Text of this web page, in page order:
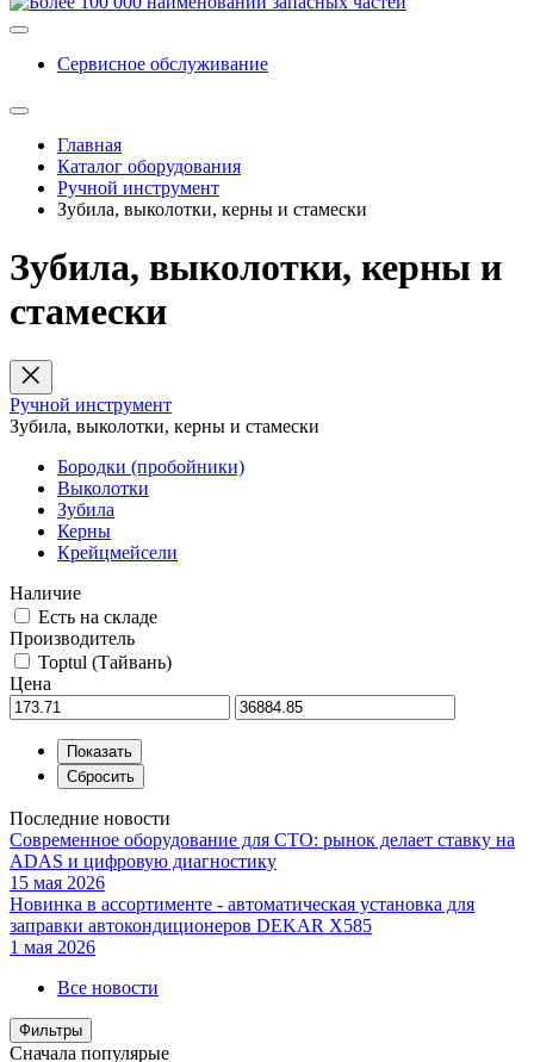
Сервисное обслуживание
Главная
Каталог оборудования
Ручной инструмент
Зубила, выколотки, керны и стамески
Зубила, выколотки, керны и
стамески
Ручной инструмент
Зубила, выколотки, керны и стамески
Бородки (пробойники)
Выколотки
Зубила
Керны
Крейцмейсели
Наличие
Есть на складе
Производитель
Toptul (Тайвань)
Цена
Последние новости
Современное оборудование для СТО: рынок делает ставку на
ADAS и цифровую диагностику
15 мая 2026
Новинка в ассортименте - автоматическая установка для
заправки автокондиционеров DEKAR X585
1 мая 2026
Все новости
Фильтры
Сначала популярые